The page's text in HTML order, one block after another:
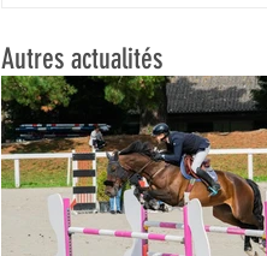
Autres actualités